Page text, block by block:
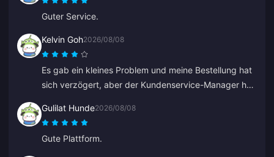
Guter Service.
Kelvin Goh2026/08/08
Es gab ein kleines Problem und meine Bestellung hat
sich verzögert, aber der Kundenservice-Manager hat
gelöst und sein Versprechen auf Entschädigung
eingelöst. Ein zufriedenstellendes Ergebnis, ich weiß
den Einsatz zu schätzen. Danke!
Gulilat Hunde2026/08/08
Gute Plattform.